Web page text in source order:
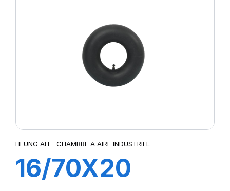
HEUNG AH - CHAMBRE A AIRE INDUSTRIEL
16/70X20